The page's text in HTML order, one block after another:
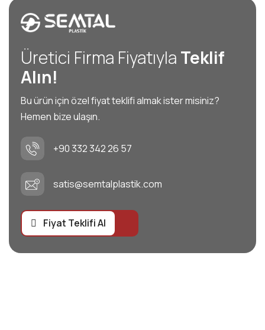
Üretici Firma Fiyatıyla Teklif
Alın!
Bu ürün için özel fiyat teklifi almak ister misiniz?
Hemen bize ulaşın.
+90 332 342 26 57
satis@semtalplastik.com
Fiyat Teklifi Al